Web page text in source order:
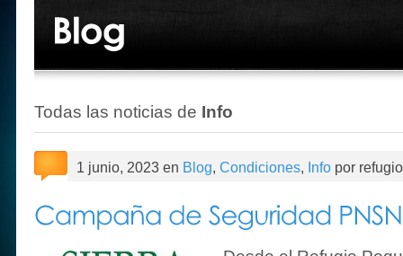
Todas las noticias de Info
1 junio, 2023 en Blog, Condiciones, Info por